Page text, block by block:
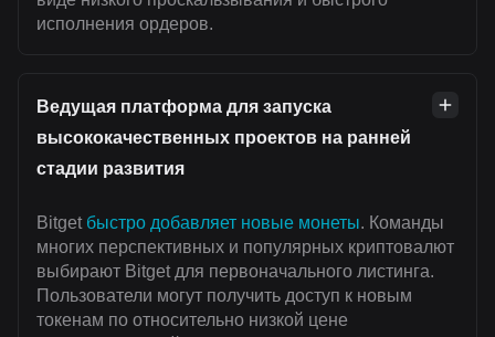
исполнения ордеров.
Ведущая платформа для запуска
высококачественных проектов на ранней
стадии развития
Bitget быстро добавляет новые монеты. Команды
многих перспективных и популярных криптовалют
выбирают Bitget для первоначального листинга.
Пользователи могут получить доступ к новым
токенам по относительно низкой цене